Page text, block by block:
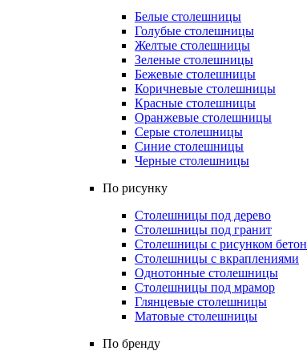
Белые столешницы
Голубые столешницы
Желтые столешницы
Зеленые столешницы
Бежевые столешницы
Коричневые столешницы
Красные столешницы
Оранжевые столешницы
Серые столешницы
Синие столешницы
Черные столешницы
По рисунку
Столешницы под дерево
Столешницы под гранит
Столешницы с рисунком бетон
Столешницы с вкраплениями
Однотонные столешницы
Столешницы под мрамор
Глянцевые столешницы
Матовые столешницы
По бренду